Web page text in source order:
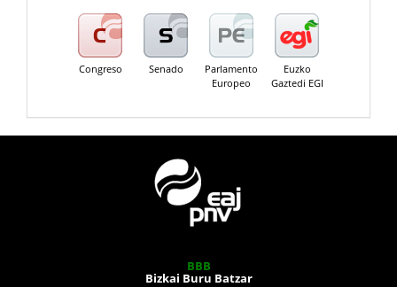
Congreso Senado
Parlamento
Europeo
Euzko
Gaztedi EGI
BBB
Bizkai Buru Batzar